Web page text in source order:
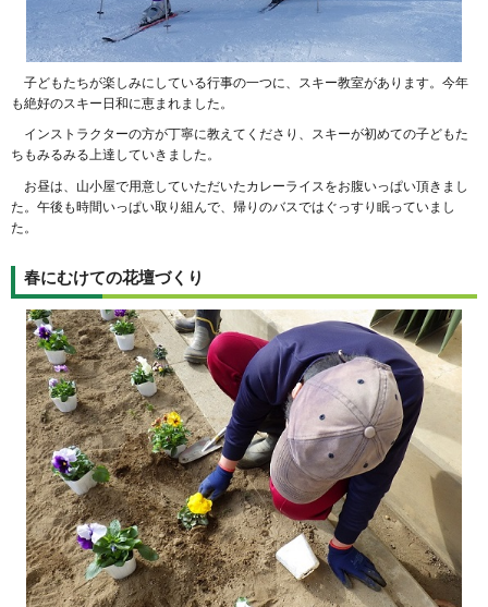
子どもたちが楽しみにしている行事の一つに、スキー教室があります。今年
も絶好のスキー日和に恵まれました。
インストラクターの方が丁寧に教えてくださり、スキーが初めての子どもた
ちもみるみる上達していきました。
お昼は、山小屋で用意していただいたカレーライスをお腹いっぱい頂きまし
た。午後も時間いっぱい取り組んで、帰りのバスではぐっすり眠っていまし
た。
春にむけての花壇づくり